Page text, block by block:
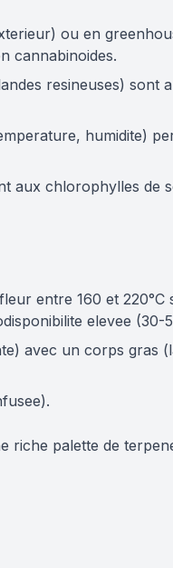
ou en
cannabinoides.
resineuses) sont
humidite)
aux chlorophylles de
entre 160 et 220°C
elevee (30-
avec un corps gras
riche palette de